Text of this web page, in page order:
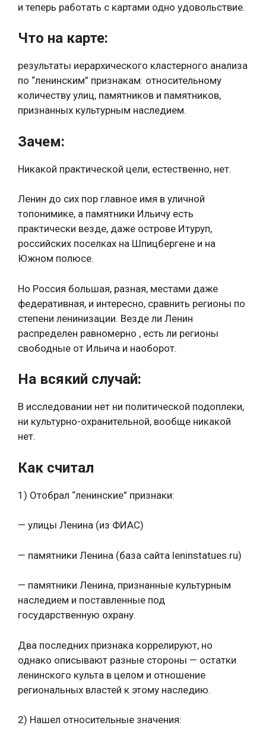
и теперь работать с картами одно удовольствие.
Что на карте:
результаты иерархического кластерного анализа
по “ленинским” признакам: относительному
количеству улиц, памятников и памятников,
признанных культурным наследием.
Зачем:
Никакой практической цели, естественно, нет.
Ленин до сих пор главное имя в уличной
топонимике, а памятники Ильичу есть
практически везде, даже острове Итуруп,
российских поселках на Шпицбергене и на
Южном полюсе.
Но Россия большая, разная, местами даже
федеративная, и интересно, сравнить регионы по
степени ленинизации. Везде ли Ленин
распределен равномерно , есть ли регионы
свободные от Ильича и наоборот.
На всякий случай:
В исследовании нет ни политической подоплеки,
ни культурно-охранительной, вообще никакой
нет.
Как считал
1) Отобрал “ленинские” признаки:
— улицы Ленина (из ФИАС)
— памятники Ленина (база сайта leninstatues.ru)
— памятники Ленина, признанные культурным
наследием и поставленные под
государственную охрану.
Два последних признака коррелируют, но
однако описывают разные стороны — остатки
ленинского культа в целом и отношение
региональных властей к этому наследию.
2) Нашел относительные значения: